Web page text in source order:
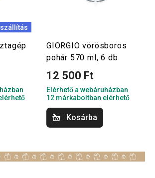
szállítás
GIORGIO vörösboros
pohár 570 ml, 6 db
12 500 Ft
Elérhető a webáruházban
12 márkaboltban elérhető
Kosárba